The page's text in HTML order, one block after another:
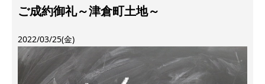
ご成約御礼～津倉町土地～
2022/03/25(金)